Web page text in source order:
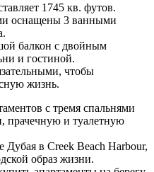
1745 кв. футов.
оснащены 3 ванными
балкон с двойным
и гостиной.
чтобы
жизнь.
с тремя спальнями
прачечную и туалетную
Дубая в Creek Beach Harbour,
образ жизни.